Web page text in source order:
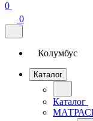
0
0
Колумбус
Каталог
Каталог